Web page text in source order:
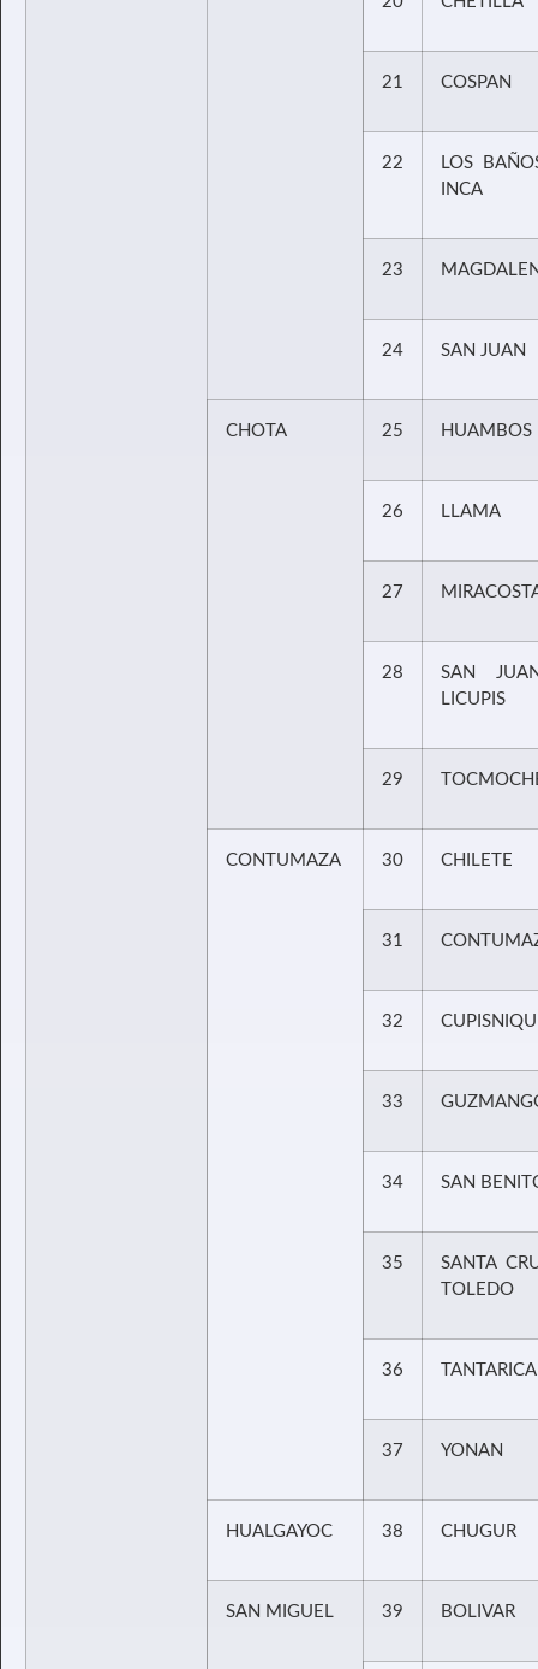
21 COSPAN
22
LOS
INCA
23
24 SAN JUAN
CHOTA 25 HUAMBOS
26 LLAMA
27
28
SAN
LICUPIS
29
CONTUMAZA 30 CHILETE
31
32
33
34 SAN
35
SANTA
TOLEDO
36 TANTARICA
37 YONAN
HUALGAYOC 38 CHUGUR
SAN MIGUEL 39 BOLIVAR